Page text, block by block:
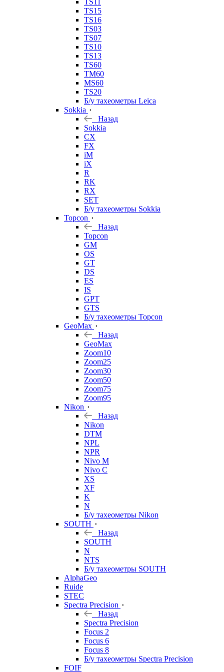
TS11
TS15
TS16
TS03
TS07
TS10
TS13
TS60
TM60
MS60
TS20
Б/у тахеометры Leica
Sokkia
Назад
Sokkia
CX
FX
iM
iX
R
RK
RX
SET
Б/у тахеометры Sokkia
Topcon
Назад
Topcon
GM
OS
GT
DS
ES
IS
GPT
GTS
Б/у тахеометры Topcon
GeoMax
Назад
GeoMax
Zoom10
Zoom25
Zoom30
Zoom50
Zoom75
Zoom95
Nikon
Назад
Nikon
DTM
NPL
NPR
Nivo M
Nivo C
XS
XF
K
N
Б/у тахеометры Nikon
SOUTH
Назад
SOUTH
N
NTS
Б/у тахеометры SOUTH
AlphaGeo
Ruide
STEC
Spectra Precision
Назад
Spectra Precision
Focus 2
Focus 6
Focus 8
Б/у тахеометры Spectra Precision
FOIF